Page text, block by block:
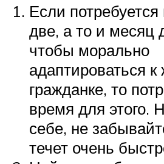
Если
две, а то и месяц
чтобы морально
адаптироваться
гражданке, то
время для этого.
себе, не
течет очень